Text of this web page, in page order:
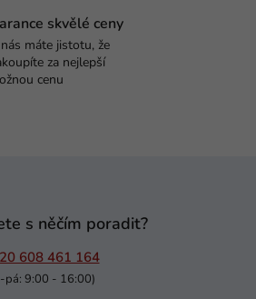
skvělé ceny
máte jistotu, že
za nejlepší
cenu
s něčím poradit?
608 461 164
pá: 9:00 - 16:00)